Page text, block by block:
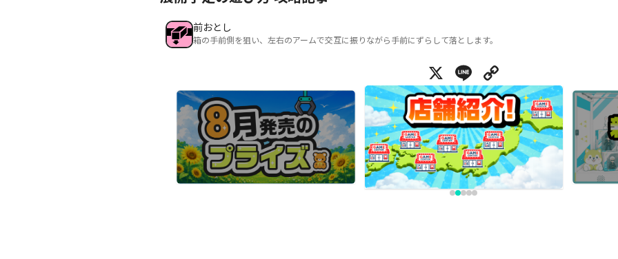
前おとし
箱の手前側を狙い、左右のアームで交互に振りながら手前にずらして落とします。
X Line